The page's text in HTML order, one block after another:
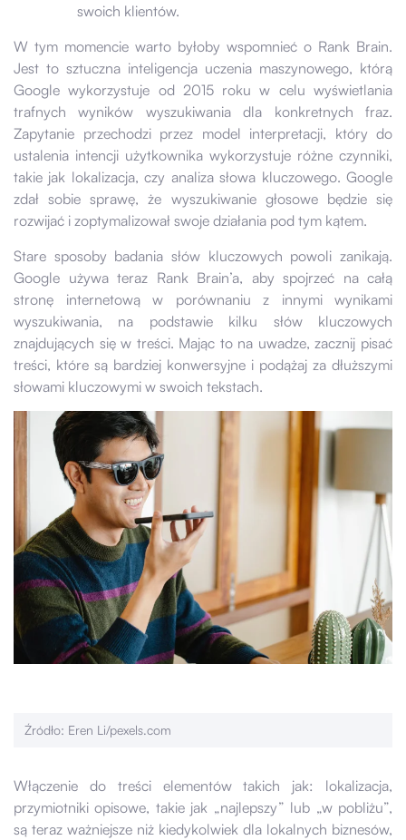
swoich klientów.
W tym momencie warto byłoby wspomnieć o Rank Brain.
Jest to sztuczna inteligencja uczenia maszynowego, którą
Google wykorzystuje od 2015 roku w celu wyświetlania
trafnych wyników wyszukiwania dla konkretnych fraz.
Zapytanie przechodzi przez model interpretacji, który do
ustalenia intencji użytkownika wykorzystuje różne czynniki,
takie jak lokalizacja, czy analiza słowa kluczowego. Google
zdał sobie sprawę, że wyszukiwanie głosowe będzie się
rozwijać i zoptymalizował swoje działania pod tym kątem.
Stare sposoby badania słów kluczowych powoli zanikają.
Google używa teraz Rank Brain’a, aby spojrzeć na całą
stronę internetową w porównaniu z innymi wynikami
wyszukiwania, na podstawie kilku słów kluczowych
znajdujących się w treści. Mając to na uwadze, zacznij pisać
treści, które są bardziej konwersyjne i podążaj za dłuższymi
słowami kluczowymi w swoich tekstach.
Źródło: Eren Li/pexels.com
Włączenie do treści elementów takich jak: lokalizacja,
przymiotniki opisowe, takie jak „najlepszy” lub „w pobliżu”,
są teraz ważniejsze niż kiedykolwiek dla lokalnych biznesów,